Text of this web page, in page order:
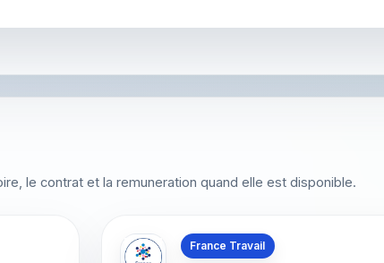
le contrat et la remuneration quand elle est disponible.
France Travail
Offres en La Réunion